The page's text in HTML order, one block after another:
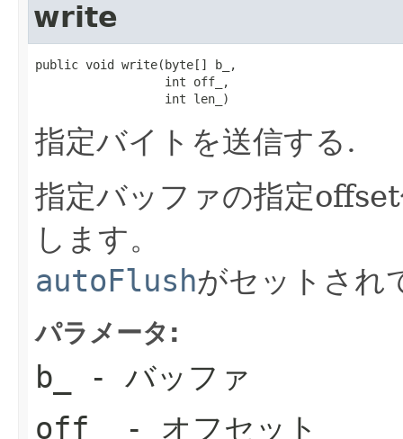
write
public void write(byte[] b_,
                  int off_,
                  int len_)
指定バイトを送信する.
指定バッファの指定
します。
autoFlushがセットされ
パラメータ:
b_
- バッファ
off_
- オフセット